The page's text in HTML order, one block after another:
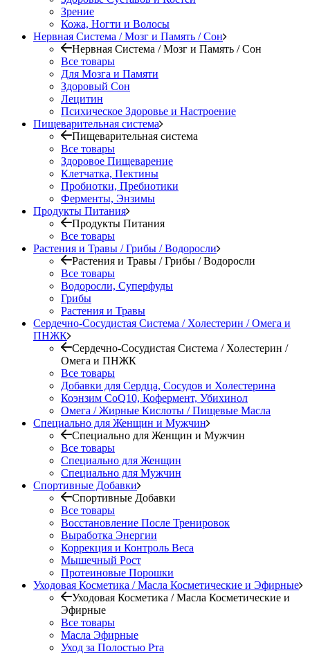
Зрение
Кожа, Ногти и Волосы
Нервная Система / Мозг и Память / Сон
Нервная Система / Мозг и Память / Сон
Все товары
Для Мозга и Памяти
Здоровый Сон
Лецитин
Психическое Здоровье и Настроение
Пищеварительная система
Пищеварительная система
Все товары
Здоровое Пищеварение
Клетчатка, Пектины
Пробиотки, Пребиотики
Ферменты, Энзимы
Продукты Питания
Продукты Питания
Все товары
Растения и Травы / Грибы / Водоросли
Растения и Травы / Грибы / Водоросли
Все товары
Водоросли, Суперфуды
Грибы
Растения и Травы
Сердечно-Сосудистая Система / Холестерин / Омега и
ПНЖК
Сердечно-Сосудистая Система / Холестерин /
Омега и ПНЖК
Все товары
Добавки для Сердца, Сосудов и Холестерина
Коэнзим CoQ10, Кофермент, Убихинол
Омега / Жирные Кислоты / Пищевые Масла
Специально для Женщин и Мужчин
Специально для Женщин и Мужчин
Все товары
Специально для Женщин
Специально для Мужчин
Спортивные Добавки
Спортивные Добавки
Все товары
Восстановление После Тренировок
Выработка Энергии
Коррекция и Контроль Веса
Мышечный Рост
Протеиновые Порошки
Уходовая Косметика / Масла Косметические и Эфирные
Уходовая Косметика / Масла Косметические и
Эфирные
Все товары
Масла Эфирные
Уход за Полостью Рта